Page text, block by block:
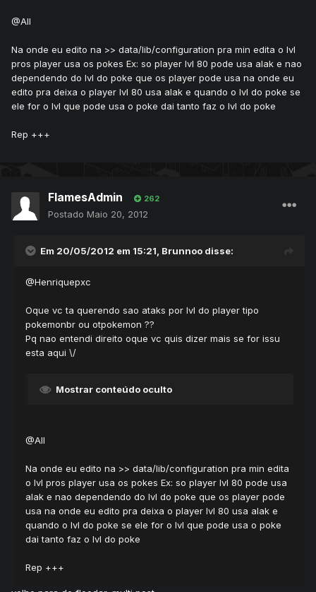
@All
Na onde eu edito na >> data/lib/configuration pra min edita o lvl
pros player usa os pokes Ex: so player lvl 80 pode usa alak e nao
dependendo do lvl do poke que os player pode usa na onde eu
edito pra deixa o player lvl 80 usa alak e quando o lvl do poke se
ele for o lvl que pode usa o poke dai tanto faz o lvl do poke
Rep +++
FlamesAdmin 262
Postado Maio 20, 2012
Em 20/05/2012 em 15:21, Brunnoo disse:
@Henriquepxc
Oque vc ta querendo sao ataks por lvl do player tipo
pokemonbr ou otpokemon ??
Pq nao entendi direito oque vc quis dizer mais se for issu
esta aqui \/
Mostrar conteúdo oculto
@All
Na onde eu edito na >> data/lib/configuration pra min edita
o lvl pros player usa os pokes Ex: so player lvl 80 pode usa
alak e nao dependendo do lvl do poke que os player pode
usa na onde eu edito pra deixa o player lvl 80 usa alak e
quando o lvl do poke se ele for o lvl que pode usa o poke
dai tanto faz o lvl do poke
Rep +++